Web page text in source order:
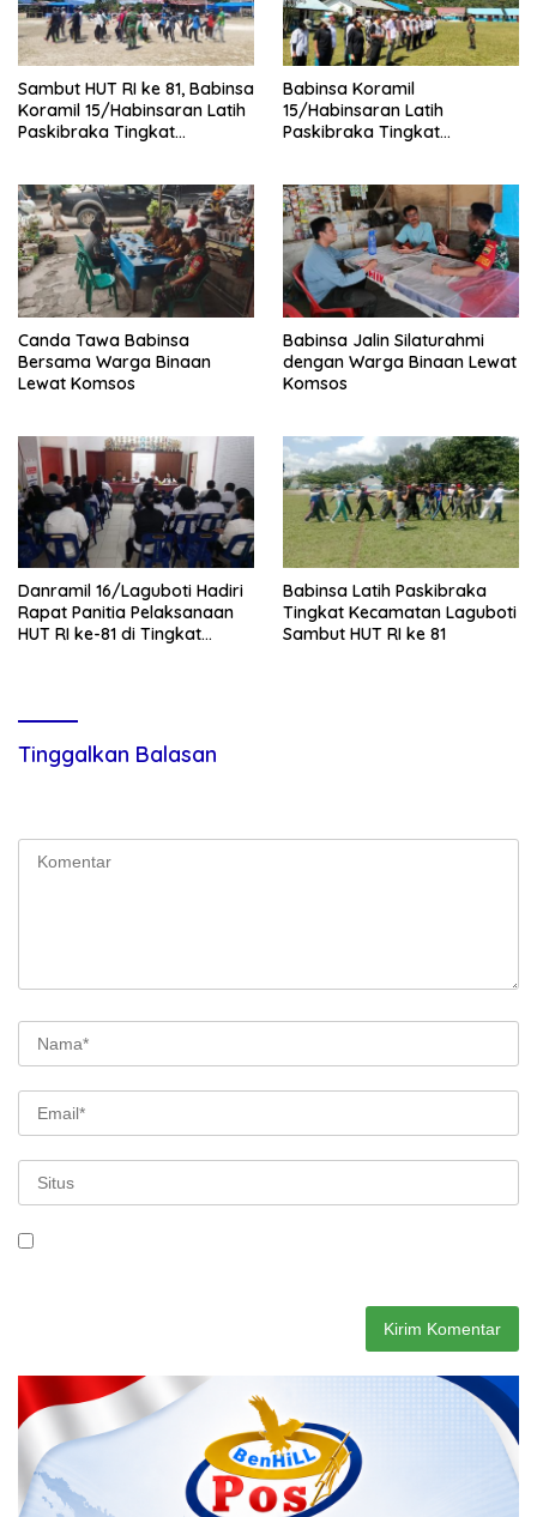
Sambut HUT RI ke 81, Babinsa
Koramil 15/Habinsaran Latih
Paskibraka Tingkat
Babinsa Koramil
15/Habinsaran Latih
Paskibraka Tingkat
Canda Tawa Babinsa
Bersama Warga Binaan
Lewat Komsos
Babinsa Jalin Silaturahmi
dengan Warga Binaan Lewat
Komsos
Danramil 16/Laguboti Hadiri
Rapat Panitia Pelaksanaan
HUT RI ke-81 di Tingkat
Babinsa Latih Paskibraka
Tingkat Kecamatan Laguboti
Sambut HUT RI ke 81
Tinggalkan Balasan